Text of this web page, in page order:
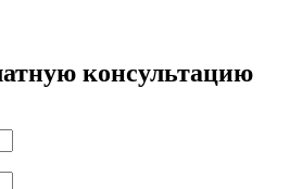
консультацию